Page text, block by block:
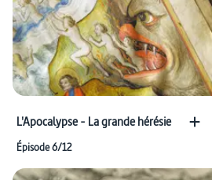
L'Apocalypse - La grande hérésie
Épisode 6/12